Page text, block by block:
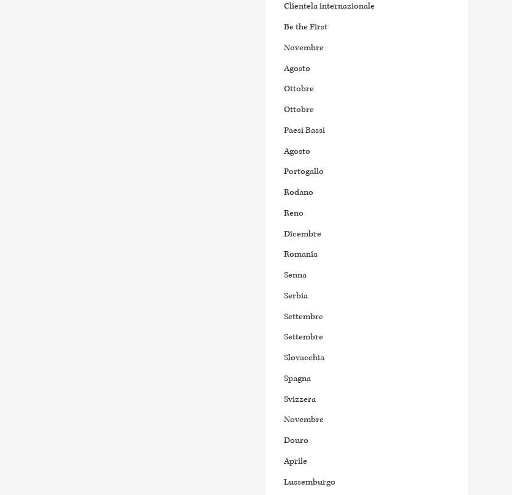
Clientela internazionale
Be the First
Novembre
Agosto
Ottobre
Ottobre
Paesi Bassi
Agosto
Portogallo
Rodano
Reno
Dicembre
Romania
Senna
Serbia
Settembre
Settembre
Slovacchia
Spagna
Svizzera
Novembre
Douro
Aprile
Lussemburgo